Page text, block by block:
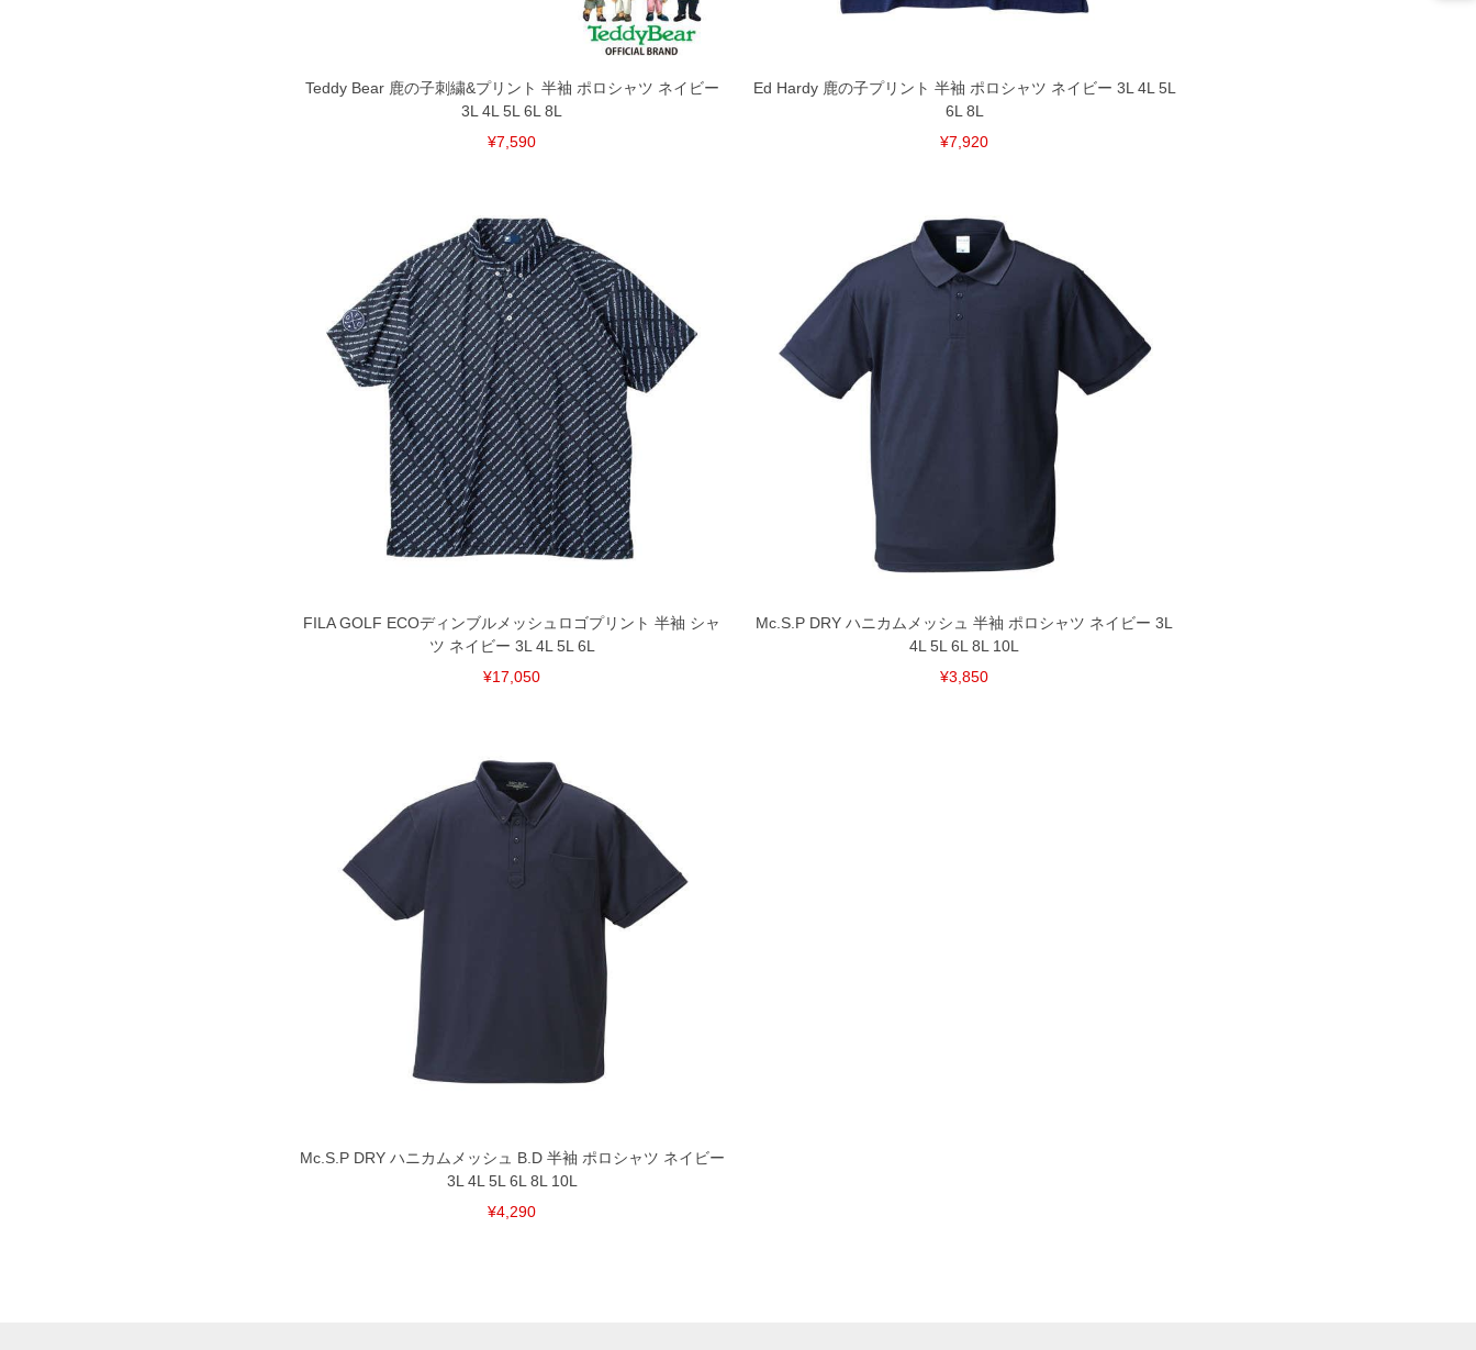
Teddy Bear 鹿の子刺繍&プリント 半袖 ポロシャツ ネイビー
3L 4L 5L 6L 8L
¥7,590
Ed Hardy 鹿の子プリント 半袖 ポロシャツ ネイビー 3L 4L 5L
6L 8L
¥7,920
FILA GOLF ECOディンブルメッシュロゴプリント 半袖 シャ
ツ ネイビー 3L 4L 5L 6L
¥17,050
Mc.S.P DRY ハニカムメッシュ 半袖 ポロシャツ ネイビー 3L
4L 5L 6L 8L 10L
¥3,850
Mc.S.P DRY ハニカムメッシュ B.D 半袖 ポロシャツ ネイビー
3L 4L 5L 6L 8L 10L
¥4,290